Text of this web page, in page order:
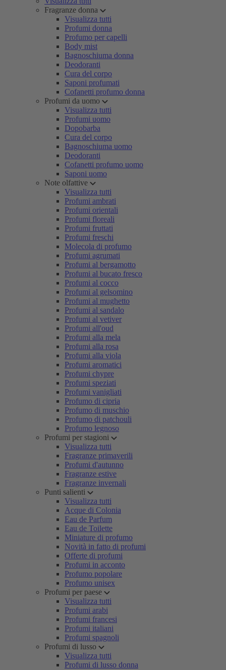
Fragranze donna
Visualizza tutti
Profumi donna
Profumo per capelli
Body mist
Bagnoschiuma donna
Deodoranti
Cura del corpo
Saponi profumati
Cofanetti profumo donna
Profumi da uomo
Visualizza tutti
Profumi uomo
Dopobarba
Cura del corpo
Bagnoschiuma uomo
Deodoranti
Cofanetti profumo uomo
Saponi uomo
Note olfattive
Visualizza tutti
Profumi ambrati
Profumi orientali
Profumi floreali
Profumi fruttati
Profumi freschi
Molecola di profumo
Profumi agrumati
Profumi al bergamotto
Profumi al bucato fresco
Profumi al cocco
Profumi al gelsomino
Profumi al mughetto
Profumi al sandalo
Profumi al vetiver
Profumi all'oud
Profumi alla mela
Profumi alla rosa
Profumi alla viola
Profumi aromatici
Profumi chypre
Profumi speziati
Profumi vanigliati
Profumo di cipria
Profumo di muschio
Profumo di patchouli
Profumo legnoso
Profumi per stagioni
Visualizza tutti
Fragranze primaverili
Profumi d'autunno
Fragranze estive
Fragranze invernali
Punti salienti
Visualizza tutti
Acque di Colonia
Eau de Parfum
Eau de Toilette
Miniature di profumo
Novità in fatto di profumi
Offerte di profumi
Profumi in acconto
Profumo popolare
Profumo unisex
Profumi per paese
Visualizza tutti
Profumi arabi
Profumi francesi
Profumi italiani
Profumi spagnoli
Profumi di lusso
Visualizza tutti
Profumi di lusso donna